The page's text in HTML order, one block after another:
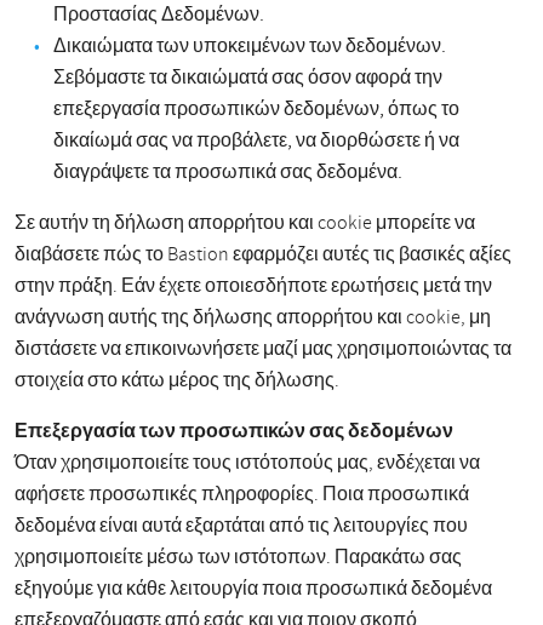
Προστασίας Δεδομένων.
Δικαιώματα των υποκειμένων των δεδομένων.
Σεβόμαστε τα δικαιώματά σας όσον αφορά την
επεξεργασία προσωπικών δεδομένων, όπως το
δικαίωμά σας να προβάλετε, να διορθώσετε ή να
διαγράψετε τα προσωπικά σας δεδομένα.
Σε αυτήν τη δήλωση απορρήτου και cookie μπορείτε να
διαβάσετε πώς το Bastion εφαρμόζει αυτές τις βασικές αξίες
στην πράξη. Εάν έχετε οποιεσδήποτε ερωτήσεις μετά την
ανάγνωση αυτής της δήλωσης απορρήτου και cookie, μη
διστάσετε να επικοινωνήσετε μαζί μας χρησιμοποιώντας τα
στοιχεία στο κάτω μέρος της δήλωσης.
Επεξεργασία των προσωπικών σας δεδομένων
Όταν χρησιμοποιείτε τους ιστότοπούς μας, ενδέχεται να
αφήσετε προσωπικές πληροφορίες. Ποια προσωπικά
δεδομένα είναι αυτά εξαρτάται από τις λειτουργίες που
χρησιμοποιείτε μέσω των ιστότοπων. Παρακάτω σας
εξηγούμε για κάθε λειτουργία ποια προσωπικά δεδομένα